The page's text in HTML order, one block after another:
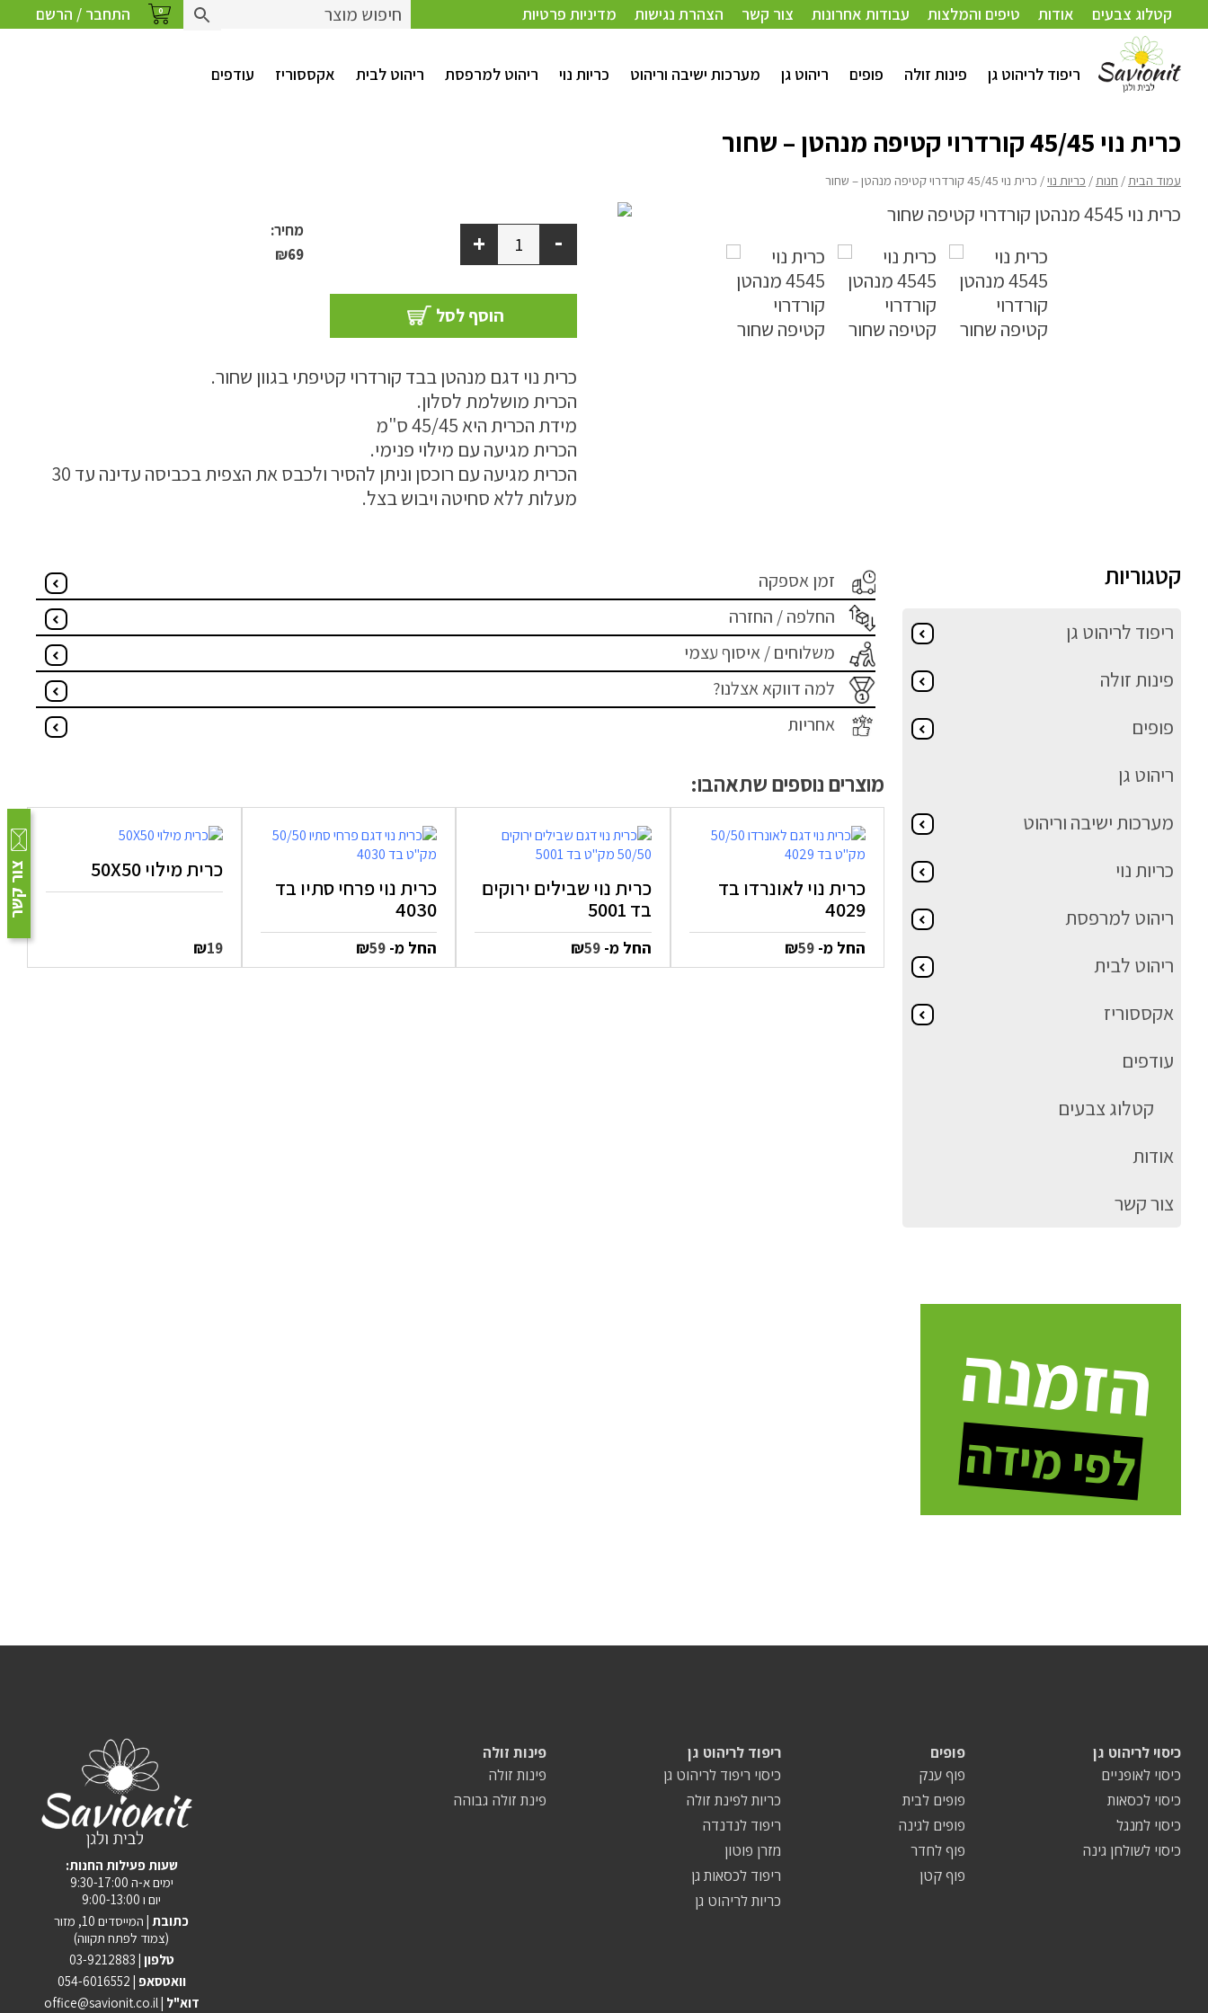
צור קשר
התחבר / הרשם 0 קטלוג צבעים אודות טיפים והמלצות עבודות אחרונות צור קשר הצהרת נגישות מדיניות פרטיות
ריפוד לריהוט גן פינות זולה פופים ריהוט גן מערכות ישיבה וריהוט כריות נוי ריהוט למרפסת ריהוט לבית אקססוריז עודפים
עמוד הבית/חנות/כריות נוי / כרית נוי 45/45 קורדרוי קטיפה מנהטן – שחור
כרית נוי 45/45 קורדרוי קטיפה מנהטן – שחור
עמוד הבית/ חנות/ כריות נוי/ כרית נוי 45/45 קורדרוי קטיפה מנהטן – שחור
-
+
מחיר:
₪69
הוסף לסל
כרית נוי דגם מנהטן בבד קורדרוי קטיפתי בגוון שחור.
הכרית מושלמת לסלון.
מידת הכרית היא 45/45 ס"מ
הכרית מגיעה עם מילוי פנימי.
הכרית מגיעה עם רוכסן וניתן להסיר ולכבס את הצפית בכביסה עדינה עד 30
מעלות ללא סחיטה ויבוש בצל.
זמן אספקה
החלפה / החזרה
משלוחים / איסוף עצמי
למה דווקא אצלנו?
אחריות
מוצרים נוספים שתאהבו:
כרית נוי לאונרדו בד
4029
החל מ- ₪59
כרית נוי שבילים ירוקים
בד 5001
החל מ- ₪59
כרית נוי פרחי סתיו בד
4030
החל מ- ₪59
כרית מילוי 50X50
₪19
קטגוריות
ריפוד לריהוט גן
פינות זולה
פופים
ריהוט גן
מערכות ישיבה וריהוט
כריות נוי
ריהוט למרפסת
ריהוט לבית
אקססוריז
עודפים
קטלוג צבעים
אודות
צור קשר
הזמנה
לפי מידה
:שעות פעילות החנות
ימים א-ה 9:30-17:00
יום ו 9:00-13:00
כתובת | המייסדים 10, מזור
(צמוד לפתח תקווה)
טלפון | 03-9212883
וואטסאפ | 054-6016552
office@savionit.co.il | דוא"ל
פינות זולה
פינות זולה
פינת זולה גבוהה
ריפוד לריהוט גן
כיסוי ריפוד לריהוט גן
כריות לפינת זולה
ריפוד לנדנדה
מזרן פוטון
ריפוד לכסאות גן
כריות לריהוט גן
פופים
פוף ענק
פופים לבית
פופים לגינה
פוף לחדר
פוף קטן
כיסוי לריהוט גן
כיסוי לאופניים
כיסוי לכסאות
כיסוי למנגל
כיסוי לשולחן גינה